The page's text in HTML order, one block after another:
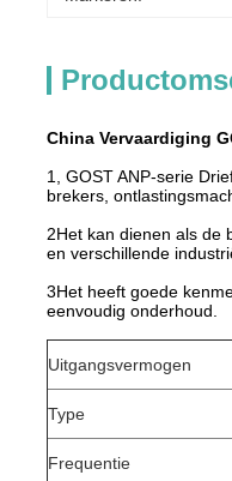
China Vervaardiging
1, GOST ANP-serie
brekers,
2Het kan dienen als de
en verschillende
3Het heeft goede
eenvoudig onderhoud.
Uitgangsvermogen
Type
Frequentie